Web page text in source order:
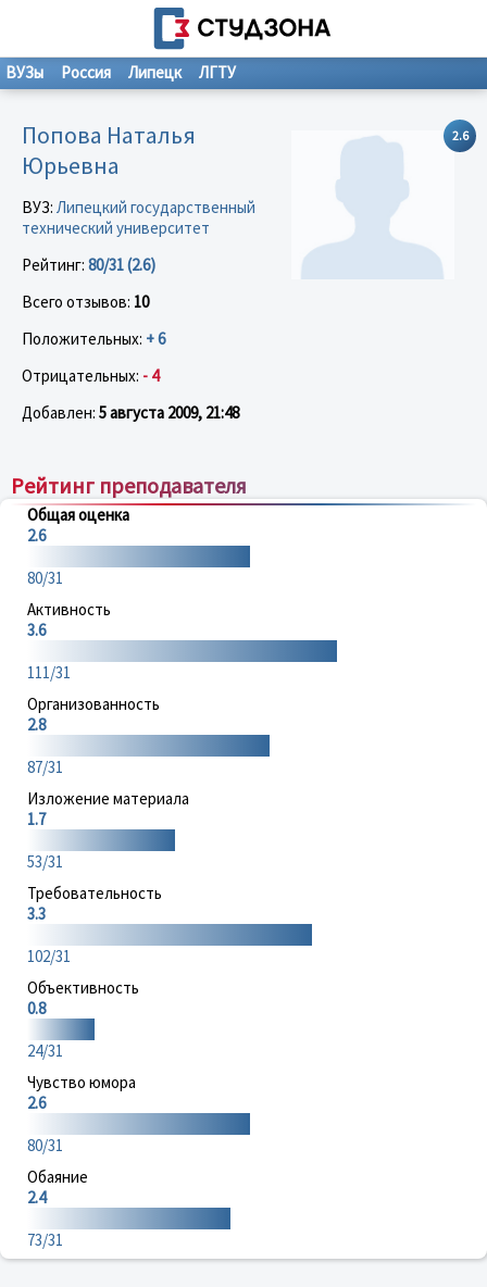
ВУЗы Россия Липецк ЛГТУ
2.6
Попова Наталья
Юрьевна
ВУЗ: Липецкий государственный
технический университет
Рейтинг: 80/31 (2.6)
Всего отзывов: 10
Положительных: + 6
Отрицательных: - 4
Добавлен: 5 августа 2009, 21:48
Рейтинг преподавателя
Общая оценка
2.6
80/31
Активность
3.6
111/31
Организованность
2.8
87/31
Изложение материала
1.7
53/31
Требовательность
3.3
102/31
Объективность
0.8
24/31
Чувство юмора
2.6
80/31
Обаяние
2.4
73/31